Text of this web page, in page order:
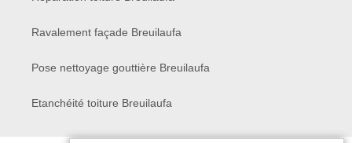
Ravalement façade Breuilaufa
Pose nettoyage gouttière Breuilaufa
Etanchéité toiture Breuilaufa